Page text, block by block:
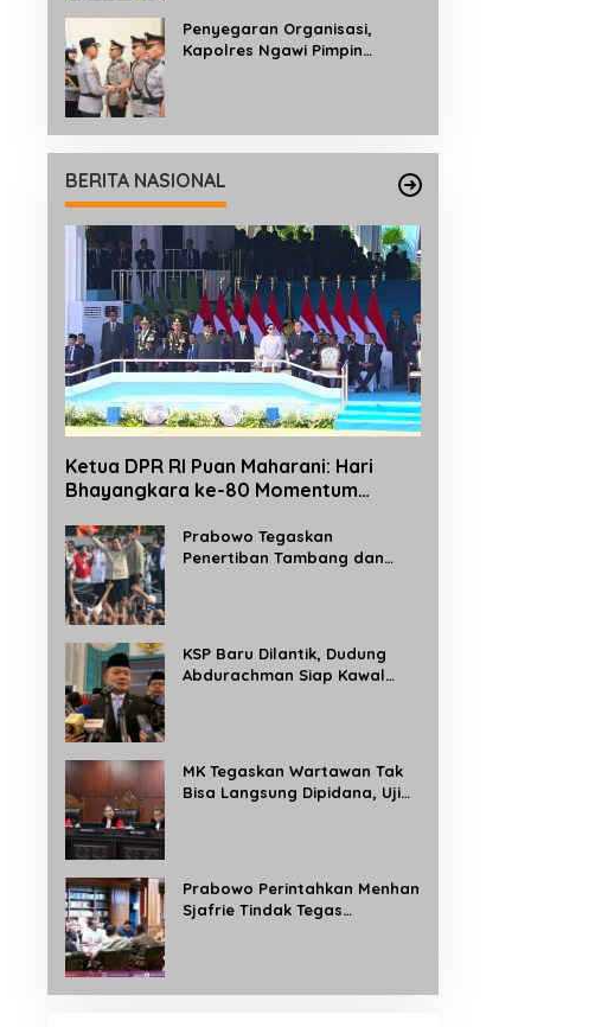
Penyegaran Organisasi,
Kapolres Ngawi Pimpin
BERITA NASIONAL
Ketua DPR RI Puan Maharani: Hari
Bhayangkara ke-80 Momentum
Pelayanan Polri kepada Masyarakat
Prabowo Tegaskan
Penertiban Tambang dan
KSP Baru Dilantik, Dudung
Abdurachman Siap Kawal
MK Tegaskan Wartawan Tak
Bisa Langsung Dipidana, Uji
Prabowo Perintahkan Menhan
Sjafrie Tindak Tegas